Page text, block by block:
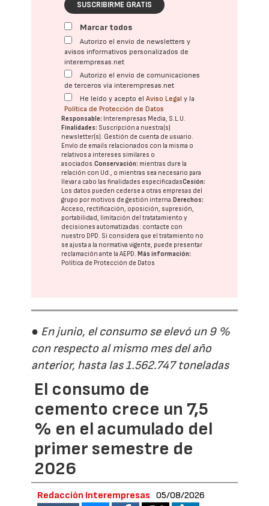
SUSCRIBIRME GRATIS
Marcar todos
Autorizo el envío de newsletters y
avisos informativos personalizados de
interempresas.net
Autorizo el envío de comunicaciones
de terceros vía interempresas.net
He leído y acepto elAviso Legal y la
Política de Protección de Datos
Responsable: Interempresas Media, S.L.U.
Finalidades: Suscripción a nuestra(s)
newsletter(s). Gestión de cuenta de usuario.
Envío de emails relacionados con la misma o
relativos a intereses similares o
asociados.Conservación: mientras dure la
relación con Ud., o mientras sea necesario para
llevar a cabo las finalidades especificadasCesión:
Los datos pueden cederse a otras empresas del
grupo por motivos de gestión interna.Derechos:
Acceso, rectificación, oposición, supresión,
portabilidad, limitación del tratatamiento y
decisiones automatizadas: contacte con
nuestro DPD. Si considera que el tratamiento no
se ajusta a la normativa vigente, puede presentar
reclamación ante laAEPD.Más información:
Política de Protección de Datos
● En junio, el consumo se elevó un 9 %
con respecto al mismo mes del año
anterior, hasta las 1.562.747 toneladas
El consumo de
cemento crece un 7,5
% en el acumulado del
primer semestre de
2026
Redacción Interempresas 05/08/2026